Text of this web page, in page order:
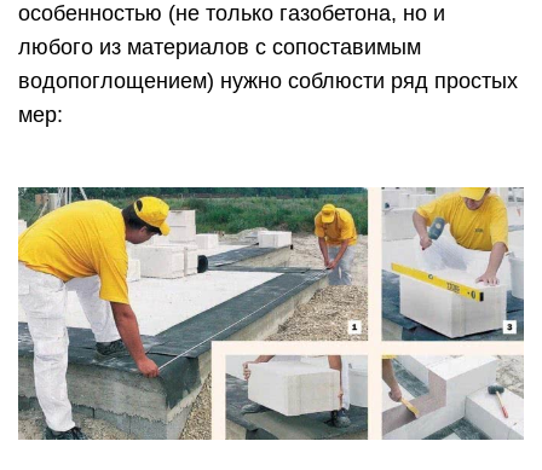
особенностью (не только газобетона, но и
любого из материалов с сопоставимым
водопоглощением) нужно соблюсти ряд простых
мер: